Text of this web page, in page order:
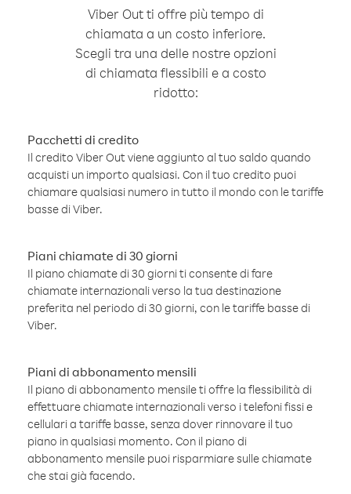
Viber Out ti offre più tempo di
chiamata a un costo inferiore.
Scegli tra una delle nostre opzioni
di chiamata flessibili e a costo
ridotto:
Pacchetti di credito
Il credito Viber Out viene aggiunto al tuo saldo quando
acquisti un importo qualsiasi. Con il tuo credito puoi
chiamare qualsiasi numero in tutto il mondo con le tariffe
basse di Viber.
Piani chiamate di 30 giorni
Il piano chiamate di 30 giorni ti consente di fare
chiamate internazionali verso la tua destinazione
preferita nel periodo di 30 giorni, con le tariffe basse di
Viber.
Piani di abbonamento mensili
Il piano di abbonamento mensile ti offre la flessibilità di
effettuare chiamate internazionali verso i telefoni fissi e
cellulari a tariffe basse, senza dover rinnovare il tuo
piano in qualsiasi momento. Con il piano di
abbonamento mensile puoi risparmiare sulle chiamate
che stai già facendo.